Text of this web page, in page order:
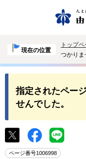
現在の位置
トップペ
つかりま
指定されたペー
せんでした。
ページ番号1006998